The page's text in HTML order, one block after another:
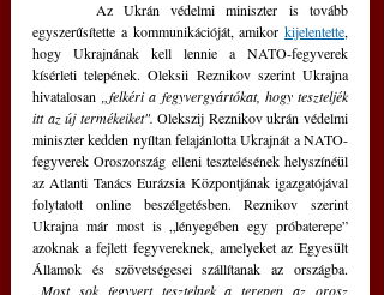
egyszerűsítette a kommunikációját, amikor kijelentette,
hogy Ukrajnának kell lennie a NATO-fegyverek
kísérleti telepének. Oleksii Reznikov szerint Ukrajna
hivatalosan „felkéri a fegyvergyártókat, hogy teszteljék
itt az új termékeiket". Olekszij Reznikov ukrán védelmi
miniszter kedden nyíltan felajánlotta Ukrajnát a NATO-
fegyverek Oroszország elleni tesztelésének helyszínéül
az Atlanti Tanács Eurázsia Központjának igazgatójával
folytatott online beszélgetésben. Reznikov szerint
Ukrajna már most is „lényegében egy próbaterepe”
azoknak a fejlett fegyvereknek, amelyeket az Egyesült
Államok és szövetségesei szállítanak az országba.
„Most sok fegyvert tesztelnek a terepen az orosz